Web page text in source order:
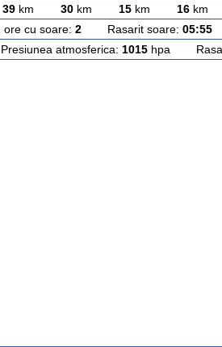
39 km 30 km 15 km 16 km
ore cu soare: 2 Rasarit soare: 05:55
atmosferica: 1015 hpa